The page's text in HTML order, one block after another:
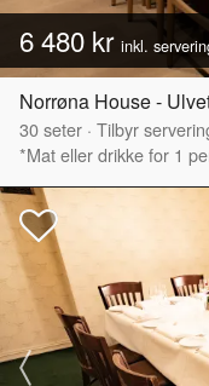
6 480 kr inkl.
Norrøna House -
30seter · Tilbyr
*Mat eller drikke for 1